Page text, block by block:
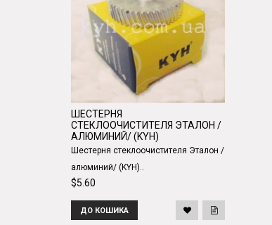
ШЕСТЕРНЯ
СТЕКЛООЧИСТИТЕЛЯ ЭТАЛОН /
АЛЮМИНИЙ/ (KYH)
Шестерня стеклоочистителя Эталон /
алюминий/ (KYH)..
$5.60
ДО КОШИКА